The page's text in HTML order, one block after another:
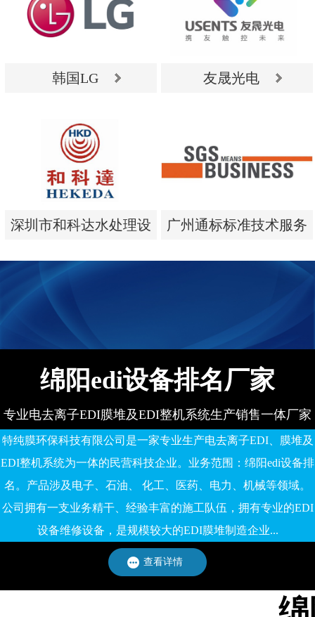
韩国LG
韩国LG
友晟光电
友晟光电
深圳市和科达水处理设
深圳市和科达水处理设
备有限公司
广州通标标准技术服务
绵阳edi设备排名厂家
专业电去离子EDI膜堆及EDI整机系统生产销售一体厂家
特纯膜环保科技有限公司是一家专业生产电去离子EDI、膜堆及
EDI整机系统为一体的民营科技企业。业务范围：绵阳edi设备排
名。产品涉及电子、石油、 化工、医药、电力、机械等领域。
公司拥有一支业务精干、经验丰富的施工队伍，拥有专业的EDI
设备维修设备，是规模较大的EDI膜堆制造企业...
查看详情